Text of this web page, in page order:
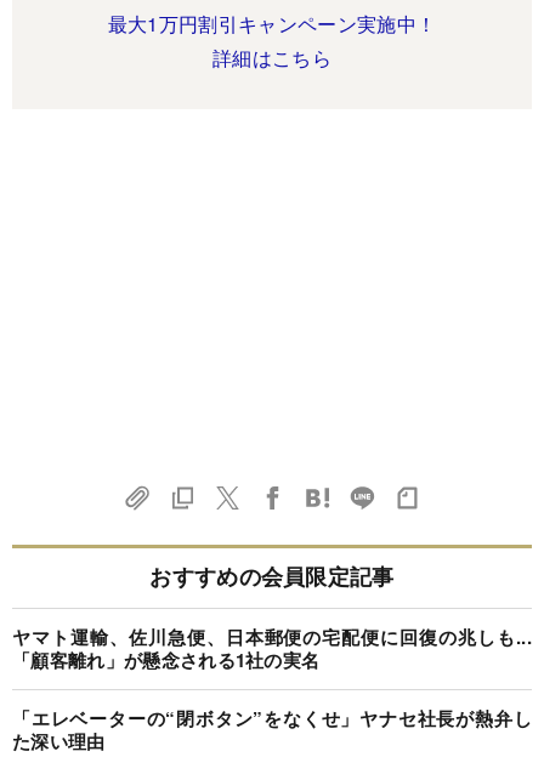
最大1万円割引キャンペーン実施中！
詳細はこちら
おすすめの会員限定記事
ヤマト運輸、佐川急便、日本郵便の宅配便に回復の兆しも...
「顧客離れ」が懸念される1社の実名
「エレベーターの“閉ボタン”をなくせ」ヤナセ社長が熱弁し
た深い理由